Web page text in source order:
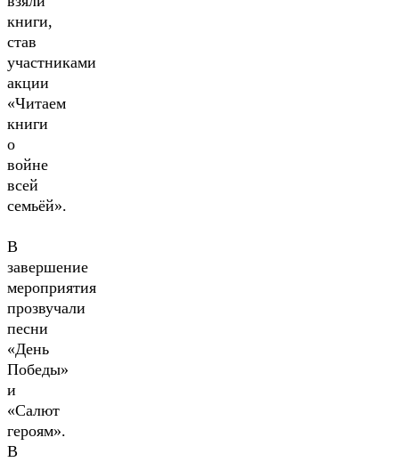
книги,
став
участниками
акции
«Читаем
книги
о
войне
всей
семьёй».
В
завершение
мероприятия
прозвучали
песни
«День
Победы»
и
«Салют
героям».
В